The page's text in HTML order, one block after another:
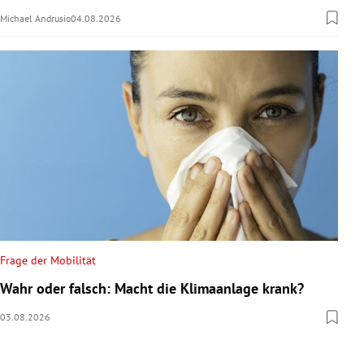
Michael Andrusio04.08.2026
Frage der Mobilität
Wahr oder falsch: Macht die Klimaanlage krank?
03.08.2026